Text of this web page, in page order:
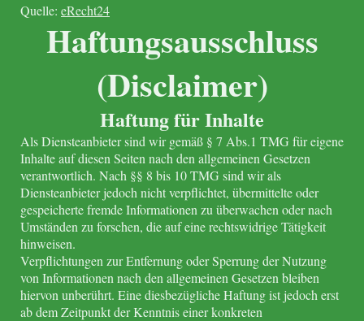
Quelle: eRecht24
Haftungsausschluss
(Disclaimer)
Haftung für Inhalte
Als Diensteanbieter sind wir gemäß § 7 Abs.1 TMG für eigene
Inhalte auf diesen Seiten nach den allgemeinen Gesetzen
verantwortlich. Nach §§ 8 bis 10 TMG sind wir als
Diensteanbieter jedoch nicht verpflichtet, übermittelte oder
gespeicherte fremde Informationen zu überwachen oder nach
Umständen zu forschen, die auf eine rechtswidrige Tätigkeit
hinweisen.
Verpflichtungen zur Entfernung oder Sperrung der Nutzung
von Informationen nach den allgemeinen Gesetzen bleiben
hiervon unberührt. Eine diesbezügliche Haftung ist jedoch erst
ab dem Zeitpunkt der Kenntnis einer konkreten